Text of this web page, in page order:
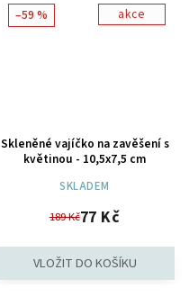
akce
–59 %
Skleněné vajíčko na zavěšení s
květinou - 10,5x7,5 cm
SKLADEM
189 Kč77 Kč